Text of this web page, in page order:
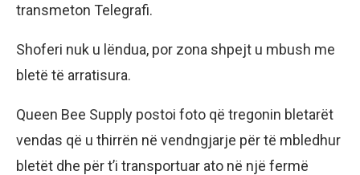
transmeton Telegrafi.
Shoferi nuk u lëndua, por zona shpejt u mbush me
bletë të arratisura.
Queen Bee Supply postoi foto që tregonin bletarët
vendas që u thirrën në vendngjarje për të mbledhur
bletët dhe për t’i transportuar ato në një fermë